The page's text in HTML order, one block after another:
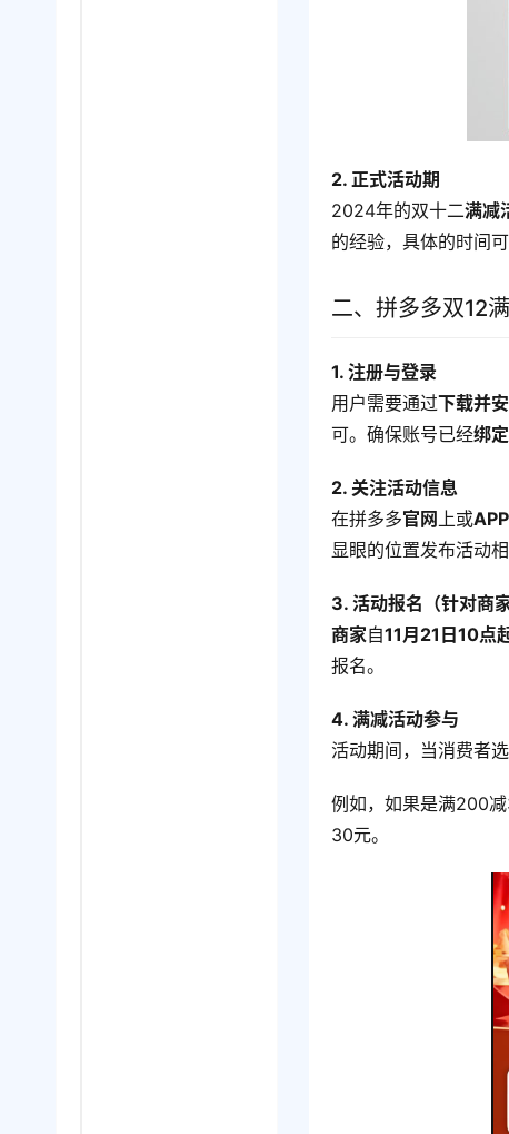
2. 正式活动期
2024年的双十二满减
的经验，具体的时间
二、拼多多双12
1. 注册与登录
用户需要通过下载并
可。确保账号已经绑
2. 关注活动信息
在拼多多官网 上或APP
显眼的位置发布活动
3. 活动报名（针对商家
商家自11月21日10点
报名。
4. 满减活动参与
活动期间，当消费者
例如，如果是满200
30元。